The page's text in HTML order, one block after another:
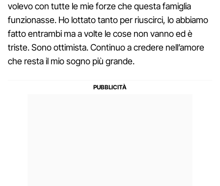
volevo con tutte le mie forze che questa famiglia
funzionasse. Ho lottato tanto per riuscirci, lo abbiamo
fatto entrambi ma a volte le cose non vanno ed è
triste. Sono ottimista. Continuo a credere nell’amore
che resta il mio sogno più grande.